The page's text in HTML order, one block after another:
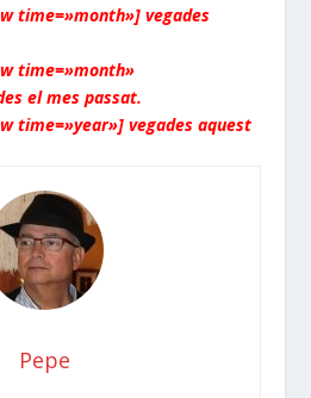
time=»month»] vegades
time=»month»
el mes passat.
time=»year»] vegades aquest
Pepe